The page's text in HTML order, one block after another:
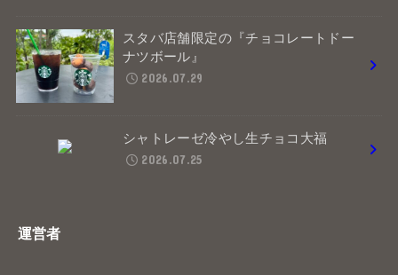
スタバ店舗限定の『チョコレートドー
ナツボール』
2026.07.29
シャトレーゼ冷やし生チョコ大福
2026.07.25
運営者